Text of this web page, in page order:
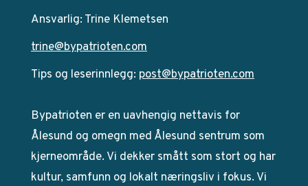
Ansvarlig: Trine Klemetsen
trine@bypatrioten.com
Tips og leserinnlegg: post@bypatrioten.com
Bypatrioten er en uavhengig nettavis for
Ålesund og omegn med Ålesund sentrum som
kjerneområde. Vi dekker smått som stort og har
kultur, samfunn og lokalt næringsliv i fokus. Vi